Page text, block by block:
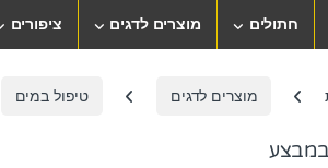
חתולים מוצרים לדגים ציפורים
מוצרים לדגים טיפול במים